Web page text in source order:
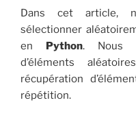
Dans cet article,
sélectionner
en Python. Nous
d’éléments
récupération
répétition.